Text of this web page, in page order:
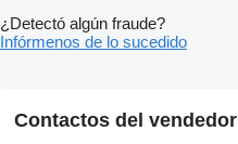
¿Detectó algún fraude?
Infórmenos de lo sucedido
Contactos del vendedor